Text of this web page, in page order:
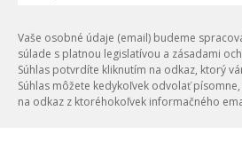
Vaše osobné údaje (email) budeme
súlade s platnou legislatívou a zásadami
Súhlas potvrdíte kliknutím na odkaz, ktorý
Súhlas môžete kedykoľvek odvolať
na odkaz z ktoréhokoľvek informačného